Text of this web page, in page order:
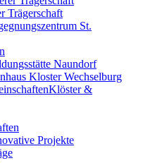
Trägerschaft
St.
Naundorf
Kloster Wechselburg
Klöster &
Projekte